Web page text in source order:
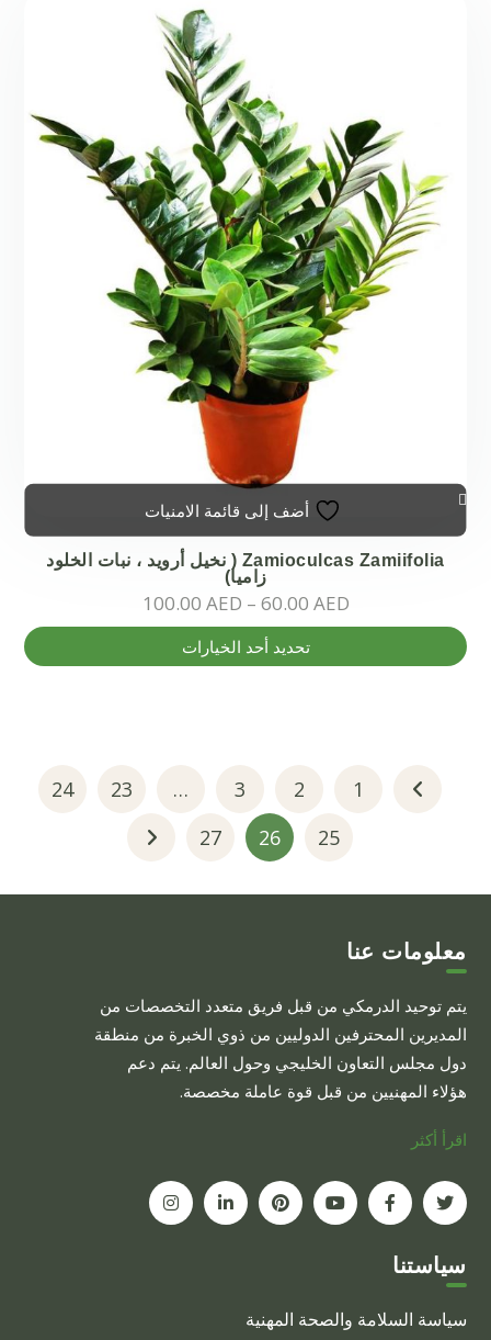
الخيارات
على
صفحة
Zamioculcas Zamiifolia ( نخيل أرويد ، نبات الخلود
زاميا)
60.00 AED
–
100.00 AED
تحديد أحد الخيارات
هناك
العديد
الخيارات
صفحة
أضف إلى قائمة الامنيات
1
2
3
…
23
24
25
26
27
معلومات عنا
يتم توحيد الدرمكي من قبل فريق متعدد التخصصات من
المديرين المحترفين الدوليين من ذوي الخبرة من منطقة
دول مجلس التعاون الخليجي وحول العالم. يتم دعم
هؤلاء المهنيين من قبل قوة عاملة مخصصة.
اقرأ أكثر
سياستنا
سياسة السلامة والصحة المهنية